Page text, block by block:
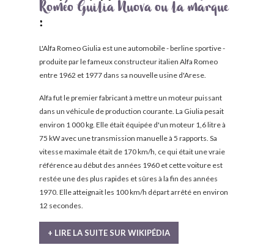
Roméo Guilia Nuova ou la marque
:
L'Alfa Romeo Giulia est une automobile - berline sportive -
produite par le fameux constructeur italien Alfa Romeo
entre 1962 et 1977 dans sa nouvelle usine d'Arese.
Alfa fut le premier fabricant à mettre un moteur puissant
dans un véhicule de production courante. La Giulia pesait
environ 1 000 kg. Elle était équipée d'un moteur 1,6 litre à
75 kW avec une transmission manuelle à 5 rapports. Sa
vitesse maximale était de 170 km/h, ce qui était une vraie
référence au début des années 1960 et cette voiture est
restée une des plus rapides et sûres à la fin des années
1970. Elle atteignait les 100 km/h départ arrêté en environ
12 secondes.
+ LIRE LA SUITE SUR WIKIPÉDIA